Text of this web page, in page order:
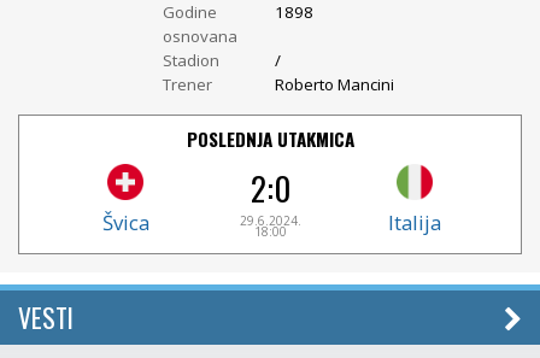
Godine
osnovana
1898
Stadion
/
Trener
Roberto Mancini
POSLEDNJA UTAKMICA
Švica
2:0
29.6.2024.
18:00 Italija
VESTI